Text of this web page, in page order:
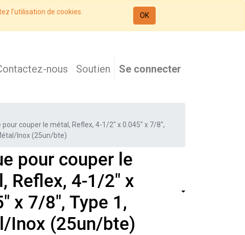
l’utilisation de cookies. OK
nous Soutien Se connecter
pour couper le métal, Reflex, 4-1/2" x 0.045" x 7/8",
Inox (25un/bte)
pour couper le
Reflex, 4-1/2" x
x 7/8", Type 1,
Inox (25un/bte)